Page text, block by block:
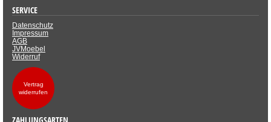
SERVICE
Datenschutz
Impressum
AGB
JVMoebel
Widerruf
Vertrag
widerrufen